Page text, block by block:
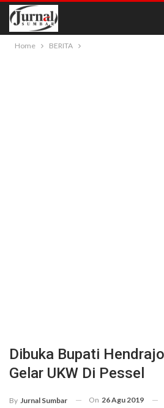
Home BERITA
Dibuka Bupati
Gelar UKW Di Pessel
By Jurnal Sumbar On 26 Agu 2019